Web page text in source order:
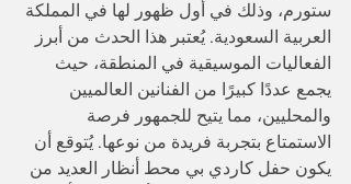
ستورم، وذلك في أول ظهور لها في المملكة
العربية السعودية. يُعتبر هذا الحدث من أبرز
الفعاليات الموسيقية في المنطقة، حيث
يجمع عددًا كبيرًا من الفنانين العالميين
والمحليين، مما يتيح للجمهور فرصة
الاستمتاع بتجربة فريدة من نوعها. يُتوقع أن
يكون حفل كاردي بي محط أنظار العديد من